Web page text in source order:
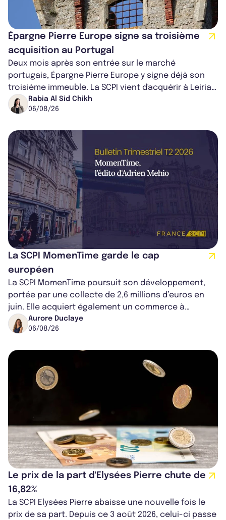
Épargne Pierre Europe signe sa troisième
acquisition au Portugal
Deux mois après son entrée sur le marché
portugais, Épargne Pierre Europe y signe déjà son
troisième immeuble. La SCPI vient d'acquérir à Leiria,
dans le centre du pays, un établis...
Rabia Al Sid Chikh
06/08/26
La SCPI MomenTime garde le cap
européen
La SCPI MomenTime poursuit son développement,
portée par une collecte de 2,6 millions d’euros en
juin. Elle acquiert également un commerce à
Worcester, place une plateforme logisti...
Aurore Duclaye
06/08/26
Le prix de la part d'Elysées Pierre chute de
16,82%
La SCPI Elysées Pierre abaisse une nouvelle fois le
prix de sa part. Depuis ce 3 août 2026, celui-ci passe